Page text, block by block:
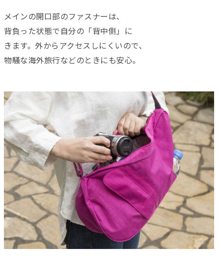
メインの開口部のファスナーは、
背負った状態で自分の「背中側」に
きます。外からアクセスしにくいので、
物騒な海外旅行などのときにも安心。